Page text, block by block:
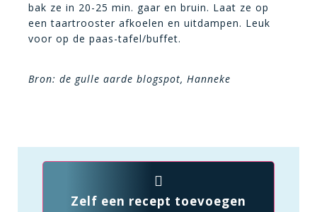
bak ze in 20-25 min. gaar en bruin. Laat ze op
een taartrooster afkoelen en uitdampen. Leuk
voor op de paas-tafel/buffet.
Bron: de gulle aarde blogspot, Hanneke
Zelf een recept toevoegen